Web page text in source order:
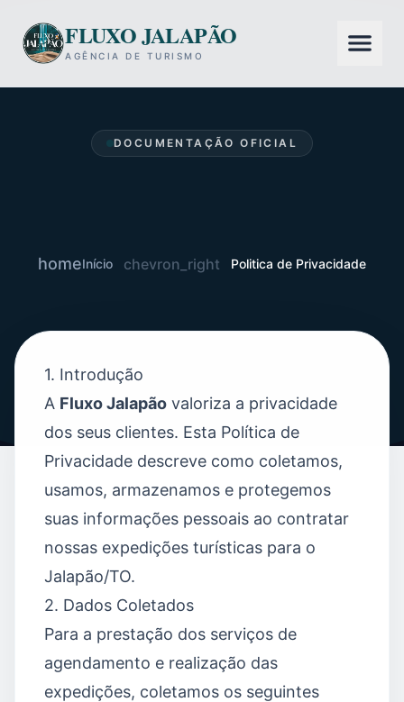
FLUXO JALAPÃO
AGÊNCIA DE TURISMO
DOCUMENTAÇÃO OFICIAL
homeInício chevron_right Politica de Privacidade
1. Introdução
A Fluxo Jalapão valoriza a privacidade
dos seus clientes. Esta Política de
Privacidade descreve como coletamos,
usamos, armazenamos e protegemos
suas informações pessoais ao contratar
nossas expedições turísticas para o
Jalapão/TO.
2. Dados Coletados
Para a prestação dos serviços de
agendamento e realização das
expedições, coletamos os seguintes